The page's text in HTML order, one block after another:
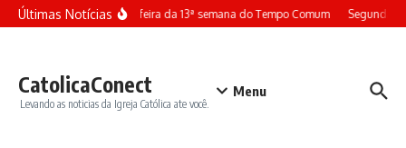
Ir para o conteúdo
Últimas NotíciasTerça-feira da 13ª semana do Tempo Comum Segunda-
CatolicaConect
Levando as noticias da Igreja Católica ate você.
Menu